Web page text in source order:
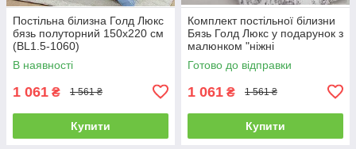
Постільна білизна Голд Люкс
бязь полуторний 150х220 см
(BL1.5-1060)
В наявності
1 061 ₴ 1 561 ₴
Купити
Комплект постільної білизни
Бязь Голд Люкс у подарунок з
малюнком "ніжні
квіти"150х220 см (BL1.5-822)
Готово до відправки
1 061 ₴ 1 561 ₴
Купити